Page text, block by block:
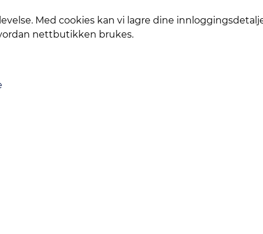
Med cookies kan vi lagre dine
nettbutikken brukes.